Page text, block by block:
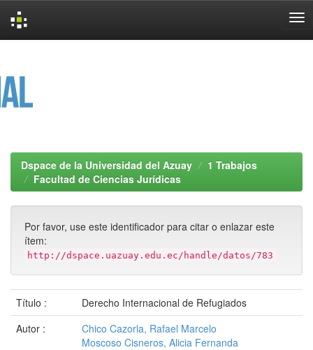
Dspace de la Universidad del Azuay
1 Trabajos
Facultad de Ciencias Jurídicas
Por favor, use este identificador para citar o enlazar este
ítem:
http://dspace.uazuay.edu.ec/handle/datos/783
Título :
Derecho Internacional de Refugiados
Autor :
Chico Cazorla, Rafael Marcelo
Moscoso Cisneros, Alicia Fernanda